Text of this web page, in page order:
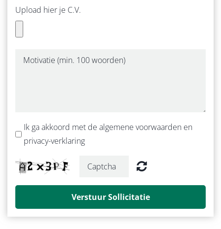
Upload hier je C.V.
Ik ga akkoord met de algemene voorwaarden en
privacy-verklaring
Verstuur Sollicitatie